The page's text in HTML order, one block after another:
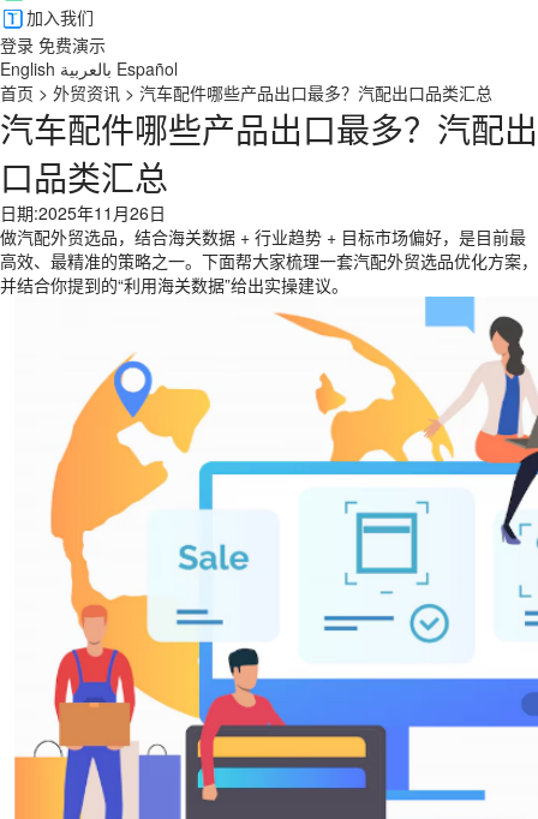
加入我们
登录 免费演示
English بالعربية Español
首页 > 外贸资讯 > 汽车配件哪些产品出口最多？汽配出口品类汇总
汽车配件哪些产品出口最多？汽配出
口品类汇总
日期:2025年11月26日
做汽配外贸选品，结合海关数据 + 行业趋势 + 目标市场偏好，是目前最
高效、最精准的策略之一。下面帮大家梳理一套汽配外贸选品优化方案，
并结合你提到的“利用海关数据”给出实操建议。